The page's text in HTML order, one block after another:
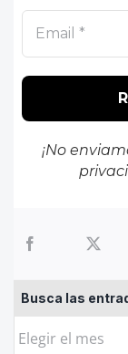
¡No
Busca las
Busca